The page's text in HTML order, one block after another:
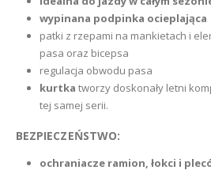
wypinana podpinka ocieplająca
patki z rzepami na mankietach i
pasa oraz bicepsa
regulacja obwodu pasa
kurtka tworzy doskonały letni
tej samej serii.
BEZPIECZEŃSTWO:
ochraniacze ramion, łokci i